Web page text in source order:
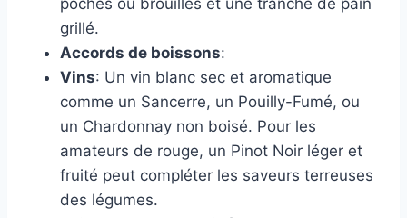
pochés ou brouillés et une tranche de pain
grillé.
Accords de boissons:
Vins: Un vin blanc sec et aromatique
comme un Sancerre, un Pouilly-Fumé, ou
un Chardonnay non boisé. Pour les
amateurs de rouge, un Pinot Noir léger et
fruité peut compléter les saveurs terreuses
des légumes.